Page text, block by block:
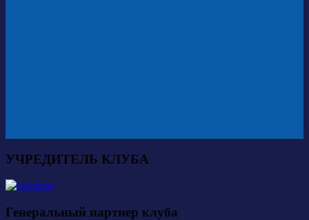
УЧРЕДИТЕЛЬ КЛУБА
Генеральный партнер клуба